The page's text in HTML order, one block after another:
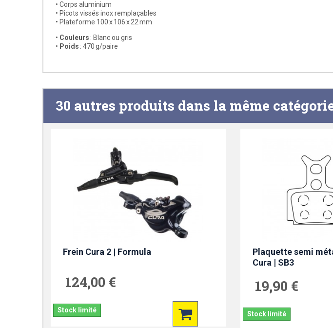
• Corps aluminium
• Picots vissés inox remplaçables
• Plateforme 100 x 106 x 22 mm
• Couleurs : Blanc ou gris
• Poids : 470 g/paire
30 autres produits dans la même
Frein Cura 2 | Formula
124,00 €
Stock limité
Plaquette semi
Cura | SB3
19,90 €
Stock limité